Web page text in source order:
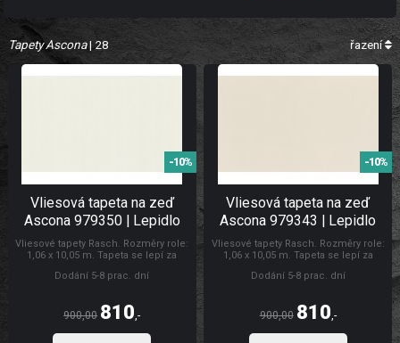
Zelená
Zlatá
Černá
Tapety Ascona| 28 řazení
Vliesová tapeta na zeď
Ascona 979350 | Lepidlo
zdarma
Vliesové tapety Rasch. Rozměry role:
1,06 x 10,05 m. Tapeta se lepí za
zeď. Doporučujeme zakoupit lepidlo
-10%
Dodání 5-8 prac. dní
900,00 810,-
Vliesová tapeta na zeď
Ascona 979343 | Lepidlo
zdarma
Vliesové tapety Rasch. Rozměry role:
1,06 x 10,05 m. Tapeta se lepí za
zeď. Doporučujeme zakoupit lepidlo
-10%
Dodání 5-8 prac. dní
900,00 810,-